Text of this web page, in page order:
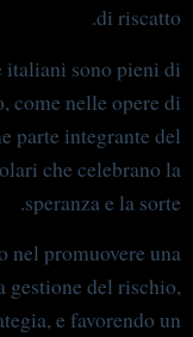
di riscatto.
italiani sono pieni di
come nelle opere di
parte integrante del
che celebrano la
speranza e la sorte.
nel promuovere una
gestione del rischio,
e favorendo un